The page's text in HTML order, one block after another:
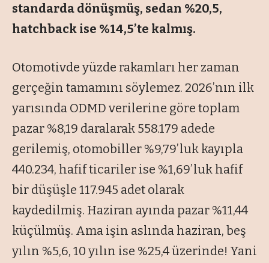
standarda dönüşmüş, sedan %20,5,
hatchback ise %14,5’te kalmış.
Otomotivde yüzde rakamları her zaman
gerçeğin tamamını söylemez. 2026’nın ilk
yarısında ODMD verilerine göre toplam
pazar %8,19 daralarak 558.179 adede
gerilemiş, otomobiller %9,79’luk kayıpla
440.234, hafif ticariler ise %1,69’luk hafif
bir düşüşle 117.945 adet olarak
kaydedilmiş. Haziran ayında pazar %11,44
küçülmüş. Ama işin aslında haziran, beş
yılın %5,6, 10 yılın ise %25,4 üzerinde! Yani